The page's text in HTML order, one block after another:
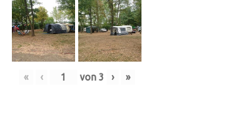
« ‹ von 3 › »